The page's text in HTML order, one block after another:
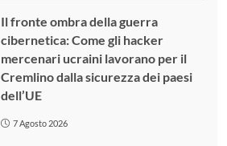
Il fronte ombra della guerra
cibernetica: Come gli hacker
mercenari ucraini lavorano per il
Cremlino dalla sicurezza dei paesi
dell’UE
7 Agosto 2026